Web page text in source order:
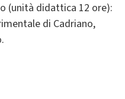
(unità didattica 12 ore):
di Cadriano,